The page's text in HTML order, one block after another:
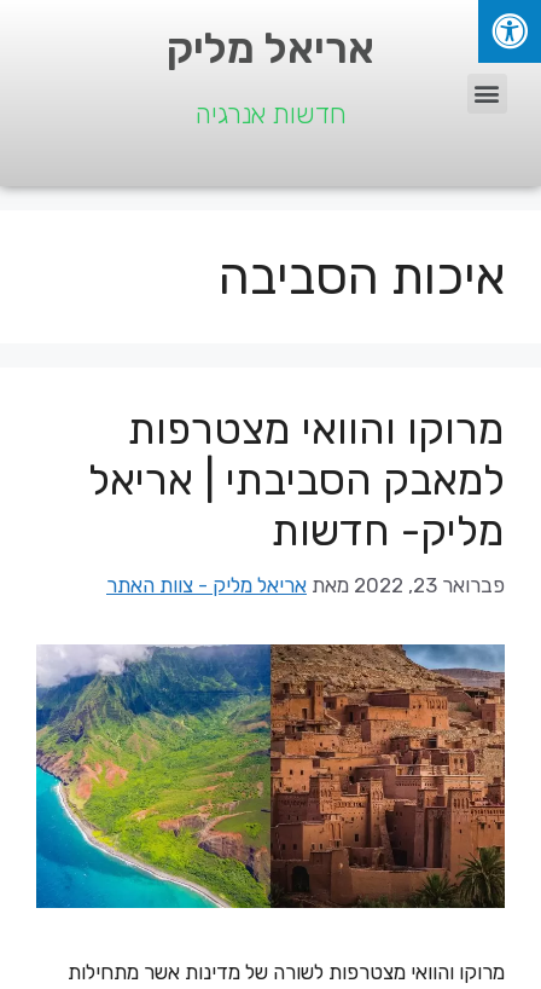
אריאל מליק
חדשות אנרגיה
איכות הסביבה
מרוקו והוואי מצטרפות
למאבק הסביבתי | אריאל
מליק- חדשות
פברואר 23, 2022 מאת אריאל מליק - צוות האתר
מרוקו והוואי מצטרפות לשורה של מדינות אשר מתחילות